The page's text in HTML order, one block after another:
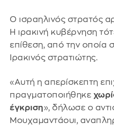
Ο ισραηλινός στρατός
Η ιρακινή κυβέρνηση
επίθεση, από την οποία
Ιρακινός στρατιώτης.
«Αυτή η απερίσκεπτη
πραγματοποιήθηκε
έγκριση», δήλωσε ο
Μουχαμαντάουι,